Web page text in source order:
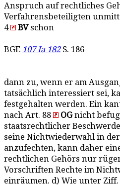
Anspruch auf rechtliches
Verfahrensbeteiligten
4
BVschon
BGE 107 Ia 182S. 186
dann zu, wenn er am
tatsächlich interessiert sei,
festgehalten werden. Ein
nach Art. 88
OGnicht
staatsrechtlicher
seine Nichtwiederwahl in der
anzufechten, kann daher
rechtlichen Gehörs nur
Vorschriften Rechte im
einräumen. d) Wie unter